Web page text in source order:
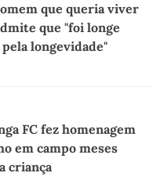
que queria viver
que "foi longe
longevidade"
FC fez homenagem
em campo meses
criança